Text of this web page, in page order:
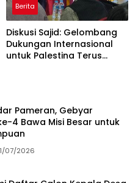
Berita
Diskusi Sajid: Gelombang
Dukungan Internasional
untuk Palestina Terus
Pameran, Gebyar
ke-4 Bawa Misi Besar untuk
07/2026